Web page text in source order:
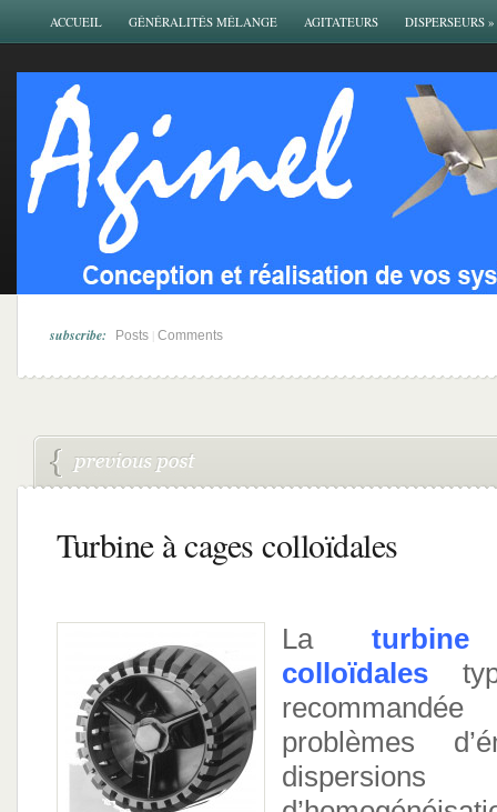
ACCUEIL GÉNÉRALITÉS MÉLANGE AGITATEURS DISPERSEURS »
subscribe: Posts Comments
Turbine à cages colloïdales
La
colloïdales
problèmes